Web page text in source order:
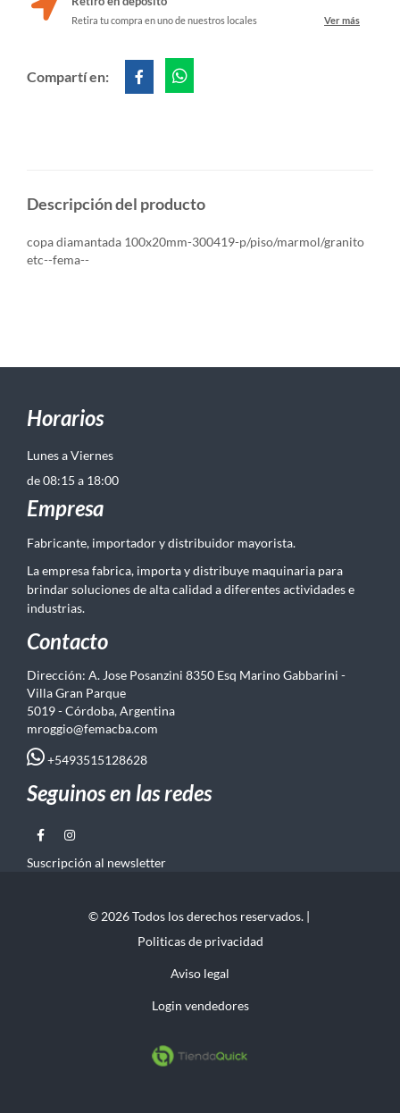
Retira tu compra en uno de nuestros locales Ver más
Compartí en:
Descripción del producto
copa diamantada 100x20mm-300419-p/piso/marmol/granito
etc--fema--
Horarios
Lunes a Viernes
de 08:15 a 18:00
Empresa
Fabricante, importador y distribuidor mayorista.
La empresa fabrica, importa y distribuye maquinaria para
brindar soluciones de alta calidad a diferentes actividades e
industrias.
Contacto
Dirección: A. Jose Posanzini 8350 Esq Marino Gabbarini -
Villa Gran Parque
5019 - Córdoba, Argentina
mroggio@femacba.com
+5493515128628
Seguinos en las redes
Suscripción al newsletter
© 2026 Todos los derechos reservados. |
Politicas de privacidad
Aviso legal
Login vendedores